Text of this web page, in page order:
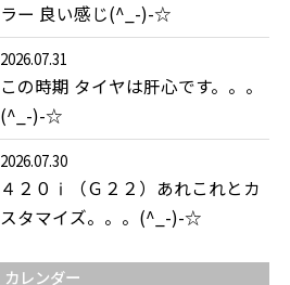
ラー 良い感じ(^_-)-☆
2026.07.31
この時期 タイヤは肝心です。。。
(^_-)-☆
2026.07.30
４２０ⅰ（Ｇ２２）あれこれとカ
スタマイズ。。。(^_-)-☆
カレンダー